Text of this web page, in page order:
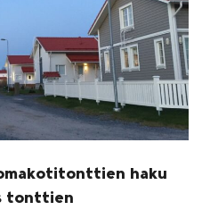
haku
tonttien